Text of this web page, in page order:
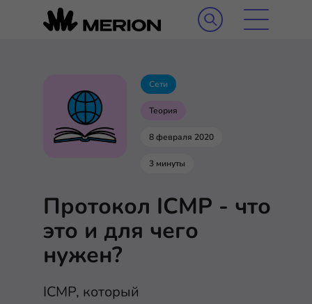
Сети
Теория
8 февраля 2020
3 минуты
Протокол ICMP - что
это и для чего
нужен?
ICMP, который